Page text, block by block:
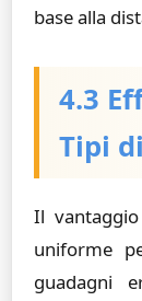
base alla
4.3
Tipi
Il
uniforme
guadagni